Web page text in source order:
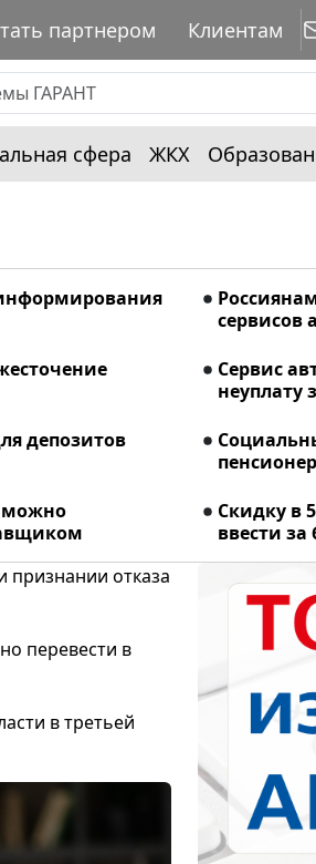
партнером Клиентам
сфера ЖКХ
сервисов
Сервис
неуплату
депозитов
можно
Скидку в
ввести
признании отказа
перевести в
в третьей